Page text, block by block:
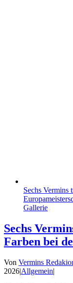
Sechs Vermins
Gallerie
Sechs
Farben bei
Von Vermins
2026|Allgemein|